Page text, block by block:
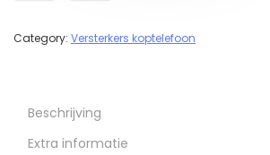
Category: Versterkers koptelefoon
Beschrijving
Extra informatie